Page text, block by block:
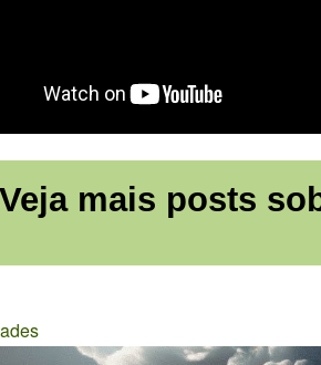
Veja mais posts